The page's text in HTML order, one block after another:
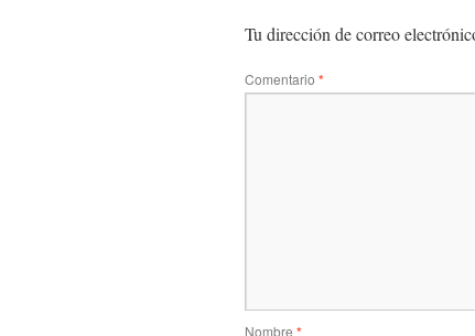
Tu dirección de correo
Comentario *
Nombre *